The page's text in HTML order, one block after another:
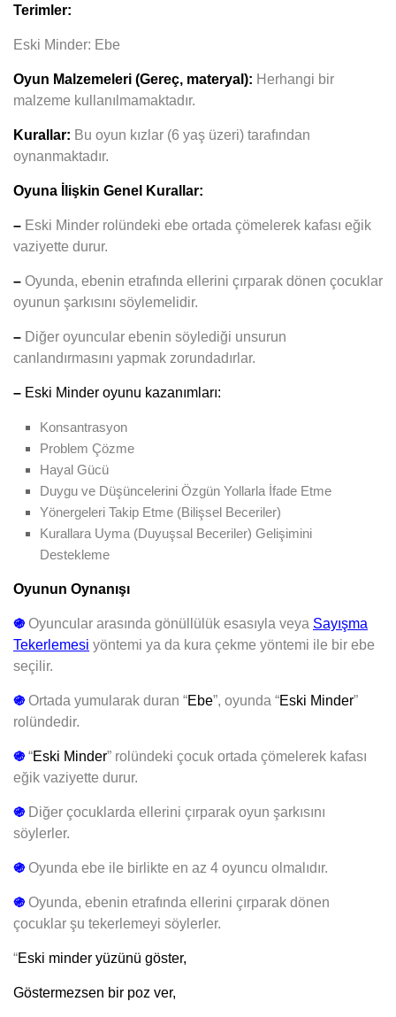
Terimler:
Eski Minder: Ebe
Oyun Malzemeleri (Gereç, materyal): Herhangi bir
malzeme kullanılmamaktadır.
Kurallar: Bu oyun kızlar (6 yaş üzeri) tarafından
oynanmaktadır.
Oyuna İlişkin Genel Kurallar:
– Eski Minder rolündeki ebe ortada çömelerek kafası eğik
vaziyette durur.
– Oyunda, ebenin etrafında ellerini çırparak dönen çocuklar
oyunun şarkısını söylemelidir.
– Diğer oyuncular ebenin söylediği unsurun
canlandırmasını yapmak zorundadırlar.
– Eski Minder oyunu kazanımları:
Konsantrasyon
Problem Çözme
Hayal Gücü
Duygu ve Düşüncelerini Özgün Yollarla İfade Etme
Yönergeleri Takip Etme (Bilişsel Beceriler)
Kurallara Uyma (Duyuşsal Beceriler) Gelişimini
Destekleme
Oyunun Oynanışı
֍ Oyuncular arasında gönüllülük esasıyla veya Sayışma
Tekerlemesi yöntemi ya da kura çekme yöntemi ile bir ebe
seçilir.
֍ Ortada yumularak duran “Ebe”, oyunda “Eski Minder”
rolündedir.
֍ “Eski Minder” rolündeki çocuk ortada çömelerek kafası
eğik vaziyette durur.
֍ Diğer çocuklarda ellerini çırparak oyun şarkısını
söylerler.
֍ Oyunda ebe ile birlikte en az 4 oyuncu olmalıdır.
֍ Oyunda, ebenin etrafında ellerini çırparak dönen
çocuklar şu tekerlemeyi söylerler.
“Eski minder yüzünü göster,
Göstermezsen bir poz ver,